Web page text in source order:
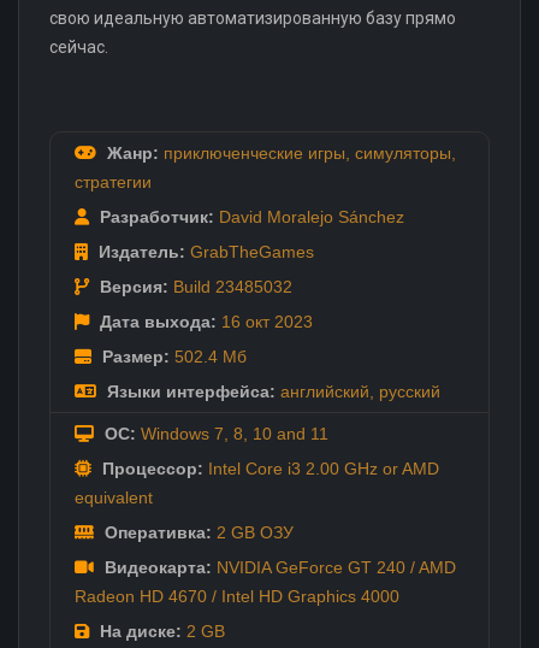
свою идеальную автоматизированную базу прямо
сейчас.
Жанр: приключенческие игры симуляторы
стратегии
Разработчик: David Moralejo Sánchez
Издатель: GrabTheGames
Версия: Build 23485032
Дата выхода: 16 окт 2023
Размер: 502.4 Мб
Языки интерфейса: английский русский
ОС: Windows 7, 8, 10 and 11
Процессор: Intel Core i3 2.00 GHz or AMD
equivalent
Оперативка: 2 GB ОЗУ
Видеокарта: NVIDIA GeForce GT 240 / AMD
Radeon HD 4670 / Intel HD Graphics 4000
На диске: 2 GB